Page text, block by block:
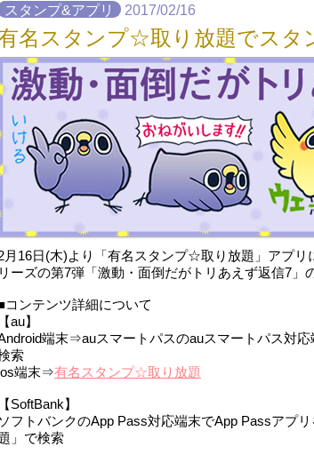
スタンプ&アプリ 2017/02/16
名スタンプ☆取り放題でスタ
月16日(木)より「有名スタンプ☆取り放題」アプリ
リーズの第7弾「激動・面倒だがトリあえず返信7」
コンテンツ詳細について
【au】
端末⇒auスマートパスのauスマートパス対
索
端末⇒有名スタンプ☆取り放題
【SoftBank】
ソフトバンクのApp Pass対応端末でApp Passアプ
」で検索